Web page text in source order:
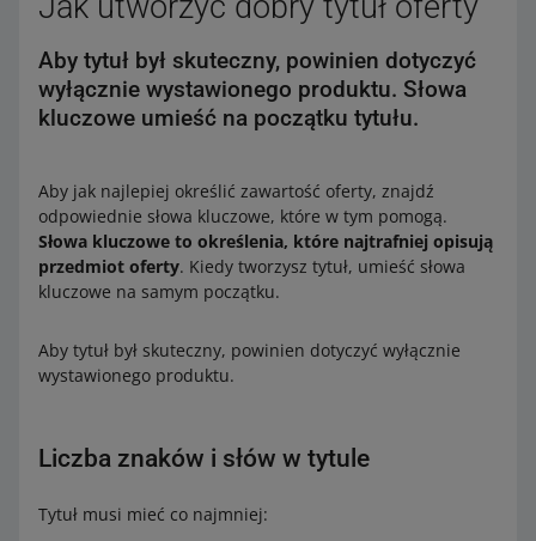
Aby tytuł był skuteczny, powinien dotyczyć
wyłącznie wystawionego produktu. Słowa
kluczowe umieść na początku tytułu.
Aby jak najlepiej określić zawartość oferty, znajdź
odpowiednie słowa kluczowe, które w tym pomogą.
Słowa kluczowe to określenia, które najtrafniej opisują
przedmiot oferty. Kiedy tworzysz tytuł, umieść słowa
kluczowe na samym początku.
Aby tytuł był skuteczny, powinien dotyczyć wyłącznie
wystawionego produktu.
Liczba znaków i słów w tytule
Tytuł musi mieć co najmniej: